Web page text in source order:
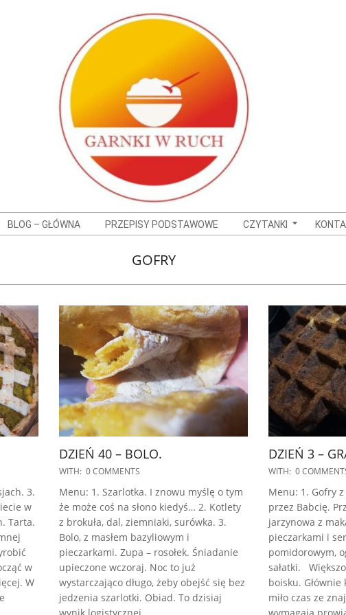
BLOG – GŁÓWNA PRZEPISY PODSTAWOWE CZYTANKI
GOFRY
3.
w
Tarta.
w
W
DZIEŃ 40 – BOLO.
2022-
03
WITH: 0 COMMENTS
Menu: 1. Szarlotka. I znowu myślę o tym
że może coś na słono kiedyś… 2. Kotlety
z brokuła, dal, ziemniaki, surówka. 3.
Bolo, z masłem bazyliowym i
pieczarkami. Zupa – rosołek. Śniadanie
upieczone wczoraj. Noc to już
wystarczająco długo, żeby obejść się bez
jedzenia szarlotki. Obiad. To dzisiaj
DZIEŃ 3 –
2022-
04
WITH: 0
Menu: 1. Gofry
przez Babcię.
jarzynowa z
pieczarkami i
pomidorowym,
sałatki.
boisku.
miło czas ze